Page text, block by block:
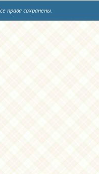
права сохранены.